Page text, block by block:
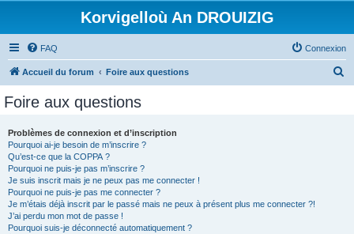
Korvigelloù An DROUIZIG
FAQ Connexion
Accueil du forum Foire aux questions
Foire aux questions
Problèmes de connexion et d’inscription
Pourquoi ai-je besoin de m’inscrire ?
Qu’est-ce que la COPPA ?
Pourquoi ne puis-je pas m’inscrire ?
Je suis inscrit mais je ne peux pas me connecter !
Pourquoi ne puis-je pas me connecter ?
Je m’étais déjà inscrit par le passé mais ne peux à présent plus me connecter ?!
J’ai perdu mon mot de passe !
Pourquoi suis-je déconnecté automatiquement ?